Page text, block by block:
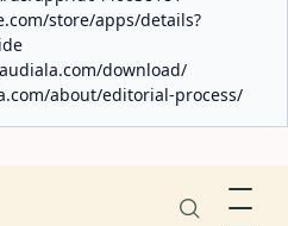
store/apps/details?
audiala.com/download/
about/editorial-process/